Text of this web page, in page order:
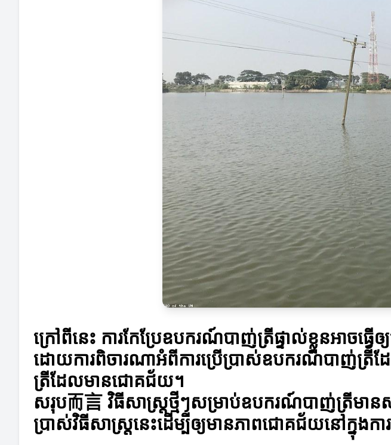
ក្រៅពីនេះ ការកែប្រែឧបករណ៍បាញ់ត្រីផ្ទាល់ខ្លួនអាចធ្វើឲ្
ដោយការពិចារណាអំពីការប្រើប្រាស់ឧបករណ៍បាញ់ត្រីដែល
ត្រីដែលមានជោគជ័យ។
សរុប而言 វិធីសាស្ត្រថ្មីៗសម្រាប់ឧបករណ៍បាញ់ត្រីមានស
ប្រាស់វិធីសាស្ត្រនេះដើម្បីឲ្យមានភាពជោគជ័យនៅក្នុងក